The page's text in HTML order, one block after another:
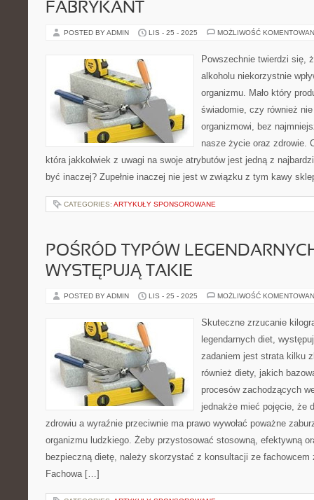
FABRYKANT
POSTED BY ADMIN LIS - 25 - 2025 MOŻLIWOŚĆ
Powszechnie twierdzi się,
alkoholu niekorzystnie
organizmu. Mało który
świadomie, czy również
organizmowi, bez
nasze życie oraz zdrowie.
która jakkolwiek z uwagi na swoje atrybutów jest jedną z
być inaczej? Zupełnie inaczej nie jest w związku z tym kawy
CATEGORIES: ARTYKUŁY SPONSOROWANE
POŚRÓD TYPÓW
WYSTĘPUJĄ TAKIE
POSTED BY ADMIN LIS - 25 - 2025 MOŻLIWOŚĆ
Skuteczne zrzucanie
legendarnych diet,
zadaniem jest strata kilku
również diety, jakich
procesów zachodzących
jednakże mieć pojęcie, że
zdrowiu a wyraźnie przeciwnie ma prawo wywołać poważne
organizmu ludzkiego. Żeby przystosować stosowną, efektywną
bezpieczną dietę, należy skorzystać z konsultacji ze
Fachowa […]